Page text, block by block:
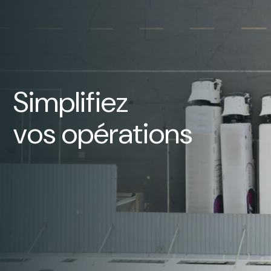
Simplifiez
vos opérations